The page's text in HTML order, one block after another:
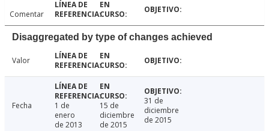
Comentar
Disaggregated by type of changes achieved
Valor
Fecha
1 de
enero
de 2013
15 de
diciembre
de 2015
31 de
diciembre
de 2015